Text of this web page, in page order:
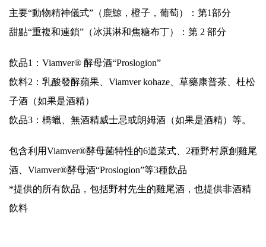
主要“動物精神儀式”（鹿鯨，橙子，葡萄）：第1部分
甜點“重複和連鎖”（冰淇淋和焦糖布丁）：第 2 部分
飲品1：Viamver® 酵母酒“Proslogion”
飲料2：乳酸發酵蘋果、Viamver kohaze、草藥康普茶、杜松
子酒（如果是酒精）
飲品3：橋蠟、無酒精威士忌或朗姆酒（如果是酒精）等。
包含利用Viamver®酵母菌特性的6道菜式、2種野村原創雞尾
酒、Viamver®酵母酒“Proslogion”等3種飲品
*提供的所有飲品，包括野村先生的雞尾酒，也提供非酒精
飲料